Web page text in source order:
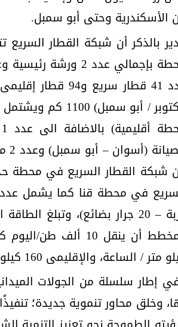
الأسكندرية وحتى أبو سمبل.
شبكة القطار السريع في محطة
متر / الساعة، والإقليمى 160 كيلو متر/ ساعة.
إطار سلسلة من الجولات
وخلق محاور تنموية جديدة؛